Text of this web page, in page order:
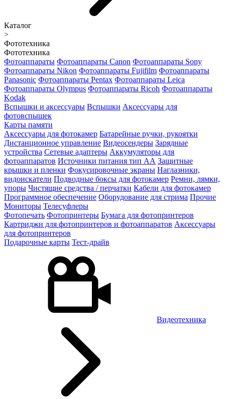
Каталог
>
Фототехника
Фототехника
Фотоаппараты Фотоаппараты Canon Фотоаппараты Sony
Фотоаппараты Nikon Фотоаппараты Fujifilm Фотоаппараты
Panasonic Фотоаппараты Pentax Фотоаппараты Leica
Фотоаппараты Olympus Фотоаппараты Ricoh Фотоаппараты
Kodak
Вспышки и аксессуары Вспышки Аксессуары для
фотовспышек
Карты памяти
Аксессуары для фотокамер Батарейные ручки, рукоятки
Дистанционное управление Видеосендеры Зарядные
устройства Сетевые адаптеры Аккумуляторы для
фотоаппаратов Источники питания тип АА Защитные
крышки и пленки Фокусировочные экраны Наглазники,
видоискатели Подводные боксы для фотокамер Ремни, лямки,
упоры Чистящие средства / перчатки Кабели для фотокамер
Программное обеспечение Оборудование для стрима Прочие
Мониторы Телесуфлеры
Фотопечать Фотопринтеры Бумага для фотопринтеров
Картриджи для фотопринтеров и фотоаппаратов Аксессуары
для фотопринтеров
Подарочные карты Тест-драйв
Видеотехника